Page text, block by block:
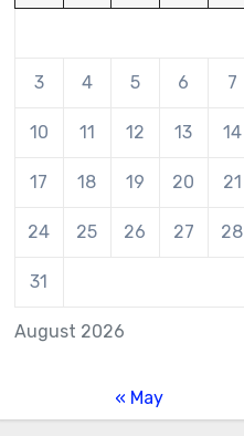
August 2026
3 4 5 6 7
10 11 12 13 14
17 18 19 20 21
24 25 26 27 28
31
« May